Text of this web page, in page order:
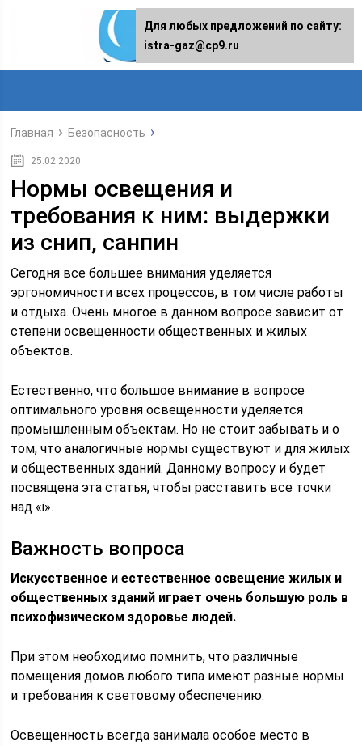
Главная Безопасность
25.02.2020
Нормы освещения и
требования к ним: выдержки
из снип, санпин
Сегодня все большее внимания уделяется
эргономичности всех процессов, в том числе работы
и отдыха. Очень многое в данном вопросе зависит от
степени освещенности общественных и жилых
объектов.
Естественно, что большое внимание в вопросе
оптимального уровня освещенности уделяется
промышленным объектам. Но не стоит забывать и о
том, что аналогичные нормы существуют и для жилых
и общественных зданий. Данному вопросу и будет
посвящена эта статья, чтобы расставить все точки
над «і».
Важность вопроса
Искусственное и естественное освещение жилых и
общественных зданий играет очень большую роль в
психофизическом здоровье людей.
При этом необходимо помнить, что различные
помещения домов любого типа имеют разные нормы
и требования к световому обеспечению.
Освещенность всегда занимала особое место в
Для любых предложений по сайту:
istra-gaz@cp9.ru